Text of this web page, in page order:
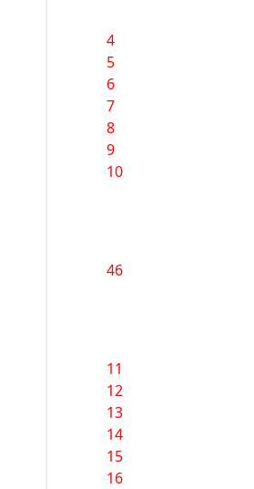
4
5
6
7
8
9
10
46
11
12
13
14
15
16